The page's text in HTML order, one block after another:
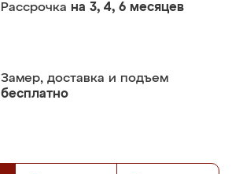
Рассрочка на 3, 4, 6 месяцев
Замер, доставка и подъем
бесплатно